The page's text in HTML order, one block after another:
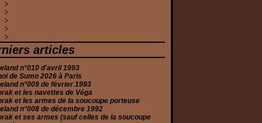
(2)
(2)
(2)
(2)
(1)
(4)
(1)
(3)
(5)
(6)
(1)
(2)
(5)
(2)
(2)
(1)
(3)
(4)
(1)
(2)
(2)
(2)
(4)
(2)
(1)
(3)
(1)
(2)
(2)
(2)
(2)
(2)
(3)
(2)
(2)
(2)
(2)
(2)
(2)
(3)
(2)
(2)
(2)
(3)
(3)
(4)
(6)
(4)
(11)
articles
n°010 d'avril 1993
de Sumo 2026 à Paris
n°009 de février 1993
et les navettes de Véga
et les armes de la soucoupe porteuse
n°008 de décembre 1992
et ses armes (sauf celles de la soucoupe